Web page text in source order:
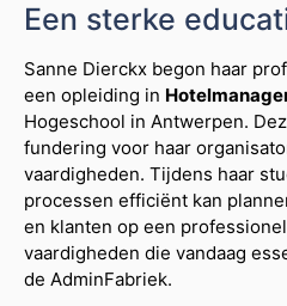
Een sterke
Sanne Dierckx begon haar
een opleiding in
Hogeschool in Antwerpen.
fundering voor haar
vaardigheden. Tijdens haar
processen efficiënt kan
en klanten op een
vaardigheden die vandaag
de AdminFabriek.